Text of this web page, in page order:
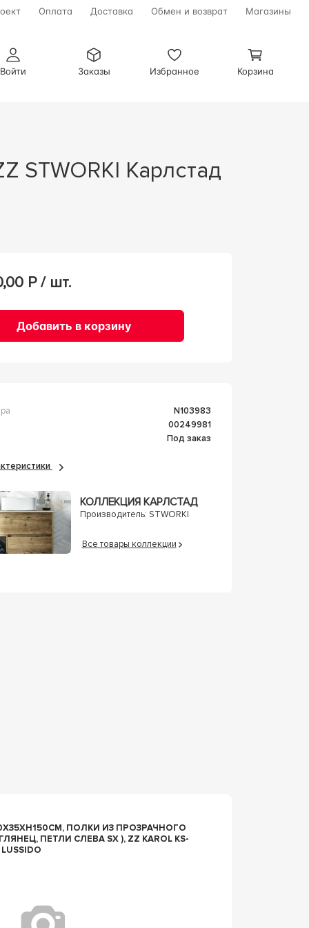
Оплата Доставка Обмен и возврат Магазины
Войти
Заказы Избранное Корзина
Р / шт.
Добавить в корзину
n103983
00249981
Под заказ
КОЛЛЕКЦИЯ КАРЛСТАД
Производитель: STWORKI
Все товары коллекции
ПОЛКИ ИЗ ПРОЗРАЧНОГО
СЛЕВА SX ), ZZ KAROL KS-